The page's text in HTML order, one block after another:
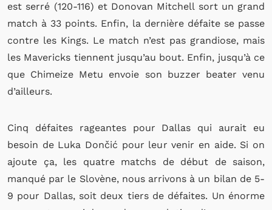
est serré (120-116) et Donovan Mitchell sort un grand
match à 33 points. Enfin, la dernière défaite se passe
contre les Kings. Le match n’est pas grandiose, mais
les Mavericks tiennent jusqu’au bout. Enfin, jusqu’à ce
que Chimeize Metu envoie son buzzer beater venu
d’ailleurs.
Cinq défaites rageantes pour Dallas qui aurait eu
besoin de Luka Dončić pour leur venir en aide. Si on
ajoute ça, les quatre matchs de début de saison,
manqué par le Slovène, nous arrivons à un bilan de 5-
9 pour Dallas, soit deux tiers de défaites. Un énorme